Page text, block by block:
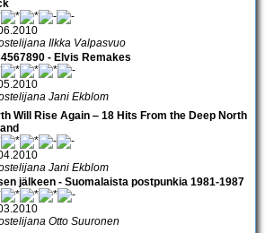
Ilkka Valpasvuo
- Elvis Remakes
Jani Ekblom
Will Rise Again ‒ 18 Hits From the Deep North
Jani Ekblom
jälkeen - Suomalaista postpunkia 1981-1987
Otto Suuronen